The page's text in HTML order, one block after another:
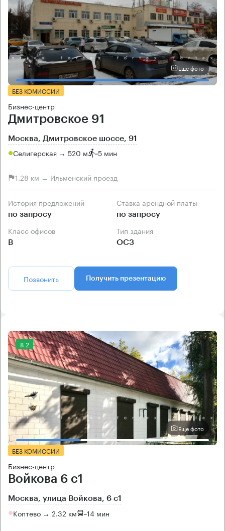
Еще фото
БЕЗ КОМИССИИ
Бизнес-центр
Дмитровское 91
Москва, Дмитровское шоссе, 91
Селигерская → 520 м ~5 мин
1.28 км → Ильменский проезд
История предложений
по запросу
Ставка арендной платы
по запросу
Класс офисов
B
Тип здания
ОСЗ
Позвонить Получить презентацию
8.2
Еще фото
БЕЗ КОМИССИИ
Бизнес-центр
Войкова 6 с1
Москва, улица Войкова, 6 с1
Коптево → 2.32 км ~14 мин